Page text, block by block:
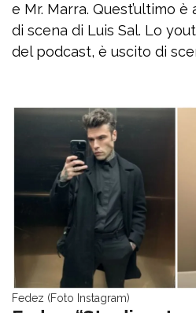
e Mr. Marra. Quest’ultimo
di scena di Luis Sal. Lo
del podcast, è uscito di
Fedez (Foto Instagram)